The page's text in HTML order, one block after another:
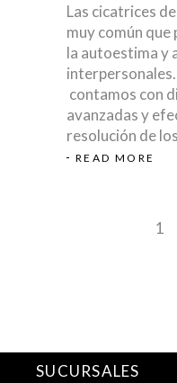
Las cicatrices
muy común
la autoestima y
interpersonales.
contamos con
avanzadas y
resolución de
READ MORE
1
SUCURSALES